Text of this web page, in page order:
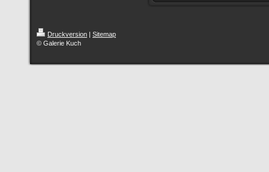
Druckversion | Sitemap
© Galerie Kuch